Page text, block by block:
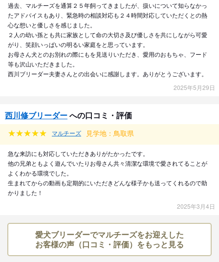
過去、マルチーズを通算２５年飼ってきましたが、扱いについて知らなかっ
たアドバイスもあり、緊急時の相談対応も２４時間対応していただくとの熱
心な想いと優しさを感じました。
２人の幼い孫とも共に家族として命の大切さ及び優しさを共にしながら可愛
がり、笑顔いっぱいの明るい家庭をと思っています。
お母さん犬とのお別れの際にもを見送りいただき、愛用のおもちゃ、フード
等も沢山いただきました。
西川ブリーダー夫妻さんとの出会いに感謝します。ありがとうございます。
2025年5月29日
西川修ブリーダーへの口コミ・評価
マルチーズ 見学地：鳥取県
急な来訪にも対応していただきありがたかったです。
他の兄弟ともよく遊んでいたりお母さん共々清潔な環境で愛されてることが
よくわかる環境でした。
生まれてからの動画も定期的にいただきどんな様子かも送ってくれるので助
かりました！
2025年3月4日
愛犬ブリーダーでマルチーズをお迎えした
お客様の声（口コミ・評価）をもっと見る